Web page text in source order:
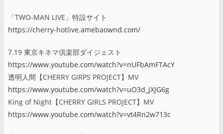
「TWO-MAN LIVE」特設サイト
https://cherry-hotlive.amebaownd.com/
7.19 東京キネマ倶楽部ダイジェスト
https://www.youtube.com/watch?v=nUFbAmFTAcY
透明人間【CHERRY GIRPS PROJECT】MV
https://www.youtube.com/watch?v=uO3d_jXJG6g
King of Night【CHERRY GIRLS PROJECT】MV
https://www.youtube.com/watch?v=vt4Rn2w713c